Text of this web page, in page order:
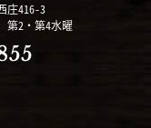
庄416-3
第2・第4水曜